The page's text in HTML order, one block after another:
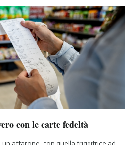
con le carte fedeltà
affarone, con quella friggitrice ad